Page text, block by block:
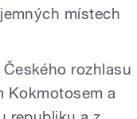
místech
rozhlasu
Kokmotosem a